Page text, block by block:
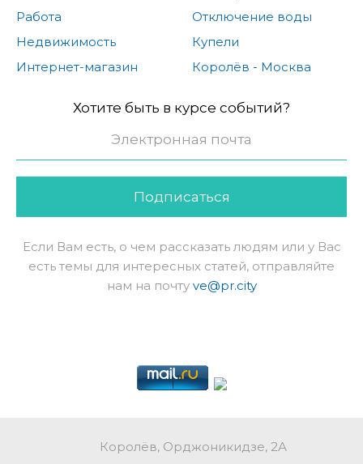
Работа
Недвижимость
Интернет-магазин
Отключение воды
Купели
Королёв - Москва
Хотите быть в курсе событий?
Подписаться
Если Вам есть, о чем рассказать людям или у Вас
есть темы для интересных статей, отправляйте
нам на почту ve@pr.city
Королёв, Орджоникидзе, 2А